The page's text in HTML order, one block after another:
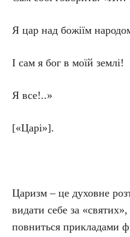
Я цар над божіїм
І сам я бог в моїй землі!
Я все!..»
[«Царі»].
Царизм – це духовне
видати себе за «святих»,
повниться прикладами